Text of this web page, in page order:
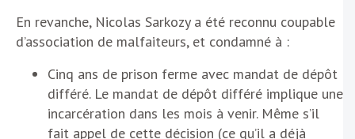
En revanche, Nicolas Sarkozy a été reconnu coupable
d’association de malfaiteurs, et condamné à :
Cinq ans de prison ferme avec mandat de dépôt
différé. Le mandat de dépôt différé implique une
incarcération dans les mois à venir. Même s’il
fait appel de cette décision (ce qu’il a déjà